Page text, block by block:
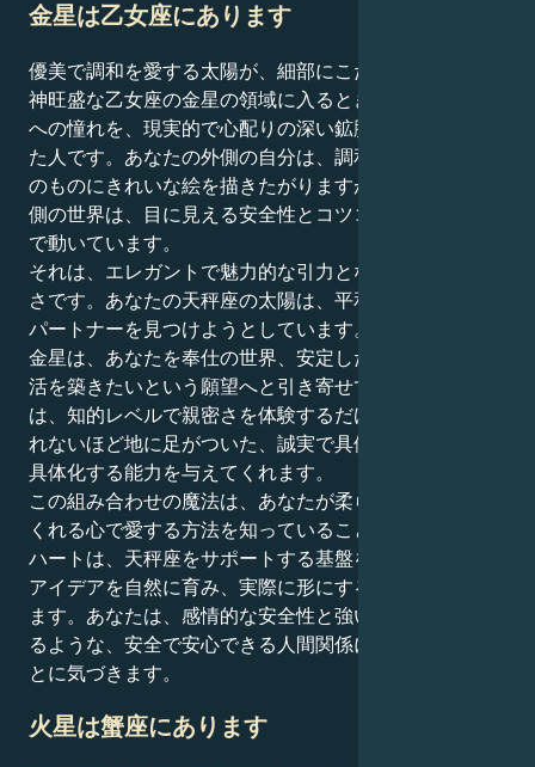
金星は乙女座にあります
優美で調和を愛する太陽が、細部にこだわるサービス精
神旺盛な乙女座の金星の領域に入るとき、あなたは均衡
への憧れを、現実的で心配りの深い鉱脈によって彩られ
た人です。あなたの外側の自分は、調和を求め、すべて
のものにきれいな絵を描きたがりますが、人間関係の内
側の世界は、目に見える安全性とコツコツとした安心感
で動いています。
それは、エレガントで魅力的な引力となるダイナミック
さです。あなたの天秤座の太陽は、平和を保ち、完璧な
パートナーを見つけようとしています。しかし乙女座の
金星は、あなたを奉仕の世界、安定した基盤、快適な生
活を築きたいという願望へと引き寄せています。これ
は、知的レベルで親密さを体験するだけでなく、信じら
れないほど地に足がついた、誠実で具体的な方法で愛を
具体化する能力を与えてくれます。
この組み合わせの魔法は、あなたが柔らかな手と喜んで
くれる心で愛する方法を知っていることです。乙女座の
ハートは、天秤座をサポートする基盤を提供し、相手の
アイデアを自然に育み、実際に形にする能力を吹き込み
ます。あなたは、感情的な安全性と強い忠誠心を体現す
るような、安全で安心できる人間関係に惹かれているこ
とに気づきます。
火星は蟹座にあります